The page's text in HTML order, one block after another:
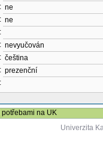
ne
ne
nevyučován
čeština
prezenční
na UK
Univerzita